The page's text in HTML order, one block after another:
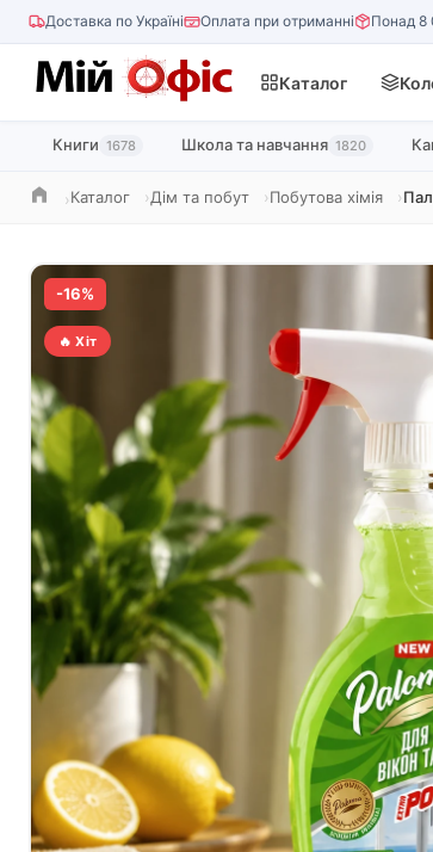
Доставка по Україні Оплата при отриманні Понад 8
Каталог
Книги 1678 Школа та навчання 1820
ГоловнаКаталог Дім та побут Побутова хімія
-16%
🔥 Хіт